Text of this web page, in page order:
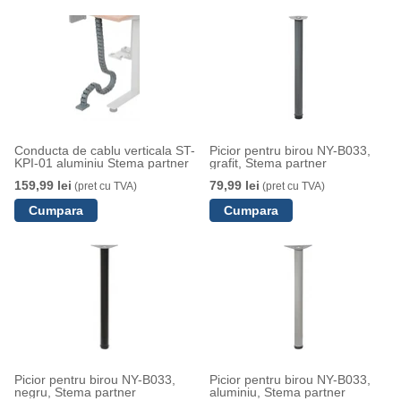
Conducta de cablu verticala ST-
KPI-01 aluminiu Stema partner
159,99 lei (pret cu TVA)
Picior pentru birou NY-B033,
grafit, Stema partner
79,99 lei (pret cu TVA)
Picior pentru birou NY-B033,
negru, Stema partner
Picior pentru birou NY-B033,
aluminiu, Stema partner